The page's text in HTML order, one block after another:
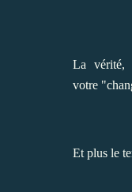
La vérité,
votre
Et plus le